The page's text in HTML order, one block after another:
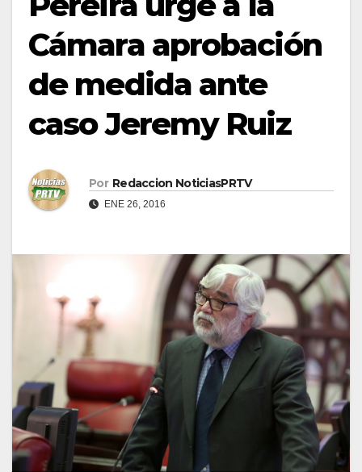
Cámara aprobación
de medida ante
caso Jeremy Ruiz
Por Redaccion NoticiasPRTV
ENE 26, 2016